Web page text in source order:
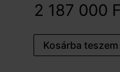
2 187 000
Kosárba teszem